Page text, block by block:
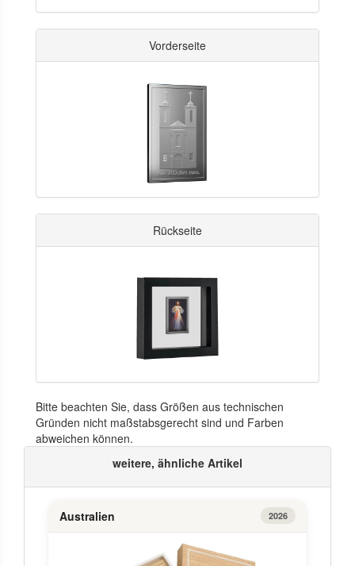
Vorderseite
Rückseite
Bitte beachten Sie, dass Größen aus technischen
Gründen nicht maßstabsgerecht sind und Farben
abweichen können.
weitere, ähnliche Artikel
Australien 2026